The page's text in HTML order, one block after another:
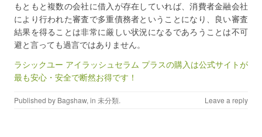
もともと複数の会社に借入が存在していれば、消費者金融会社
により行われた審査で多重債務者ということになり、良い審査
結果を得ることは非常に厳しい状況になるであろうことは不可
避と言っても過言ではありません。
ラシックユー アイラッシュセラム プラスの購入は公式サイトが
最も安心・安全で断然お得です！
Published by Bagshaw, in 未分類. Leave a reply